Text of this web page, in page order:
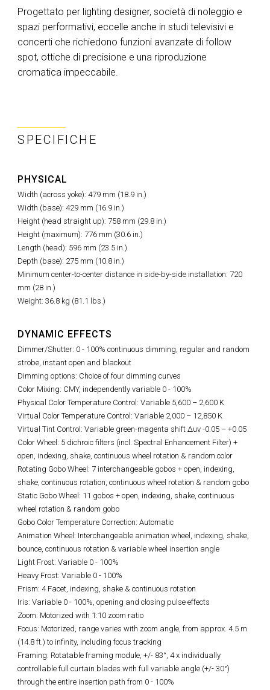
Progettato per lighting designer, società di noleggio e
spazi performativi, eccelle anche in studi televisivi e
concerti che richiedono funzioni avanzate di follow
spot, ottiche di precisione e una riproduzione
cromatica impeccabile.
SPECIFICHE
PHYSICAL
Width (across yoke): 479 mm (18.9 in.)
Width (base): 429 mm (16.9 in.)
Height (head straight up): 758 mm (29.8 in.)
Height (maximum): 776 mm (30.6 in.)
Length (head): 596 mm (23.5 in.)
Depth (base): 275 mm (10.8 in.)
Minimum center-to-center distance in side-by-side installation: 720
mm (28 in.)
Weight: 36.8 kg (81.1 lbs.)
DYNAMIC EFFECTS
Dimmer/Shutter: 0 - 100% continuous dimming, regular and random
strobe, instant open and blackout
Dimming options: Choice of four dimming curves
Color Mixing: CMY, independently variable 0 - 100%
Physical Color Temperature Control: Variable 5,600 – 2,600 K
Virtual Color Temperature Control: Variable 2,000 – 12,850 K
Virtual Tint Control: Variable green-magenta shift Δuv -0.05 – +0.05
Color Wheel: 5 dichroic filters (incl. Spectral Enhancement Filter) +
open, indexing, shake, continuous wheel rotation & random color
Rotating Gobo Wheel: 7 interchangeable gobos + open, indexing,
shake, continuous rotation, continuous wheel rotation & random gobo
Static Gobo Wheel: 11 gobos + open, indexing, shake, continuous
wheel rotation & random gobo
Gobo Color Temperature Correction: Automatic
Animation Wheel: Interchangeable animation wheel, indexing, shake,
bounce, continuous rotation & variable wheel insertion angle
Light Frost: Variable 0 - 100%
Heavy Frost: Variable 0 - 100%
Prism: 4 Facet, indexing, shake & continuous rotation
Iris: Variable 0 - 100%, opening and closing pulse effects
Zoom: Motorized with 1:10 zoom ratio
Focus: Motorized, range varies with zoom angle, from approx. 4.5 m
(14.8 ft.) to infinity, including focus tracking
Framing: Rotatable framing module, +/- 83°, 4 x individually
controllable full curtain blades with full variable angle (+/- 30°)
through the entire insertion path from 0 - 100%